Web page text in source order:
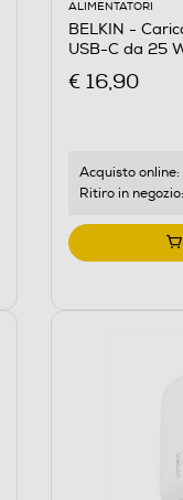
ALIMENTATORI
BELKIN -
USB-C da 25
€ 16,90
Acquisto online:
Ritiro in negozio: